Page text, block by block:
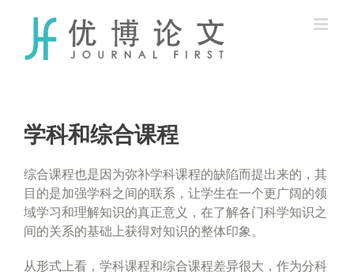
content
学科和综合课程
综合课程也是因为弥补学科课程的缺陷而提出来的，其
目的是加强学科之间的联系，让学生在一个更广阔的领
域学习和理解知识的真正意义，在了解各门科学知识之
间的关系的基础上获得对知识的整体印象。
从形式上看，学科课程和综合课程差异很大，作为分科